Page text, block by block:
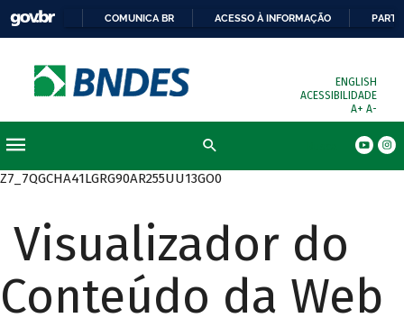
COMUNICA BR ACESSO À INFORMAÇÃO
ENGLISH
ACESSIBILIDADE
A+ A-
Z7_7QGCHA41LGRG90AR255UU13GO0
Visualizador do
Conteúdo da Web